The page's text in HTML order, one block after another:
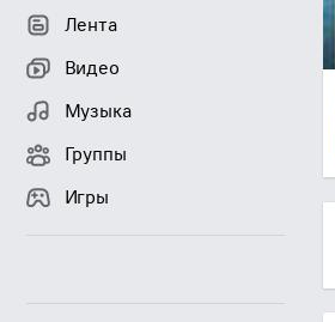
Лента
Видео
Музыка
Группы
Игры